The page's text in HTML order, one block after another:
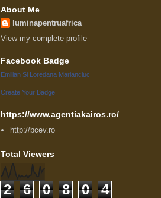
About Me
luminapentruafrica
View my complete profile
Facebook Badge
Emilian Si Loredana Marianciuc
Create Your Badge
https://www.agentiakairos.ro/
http://bcev.ro
Total Viewers
2 6 0 8 0 4